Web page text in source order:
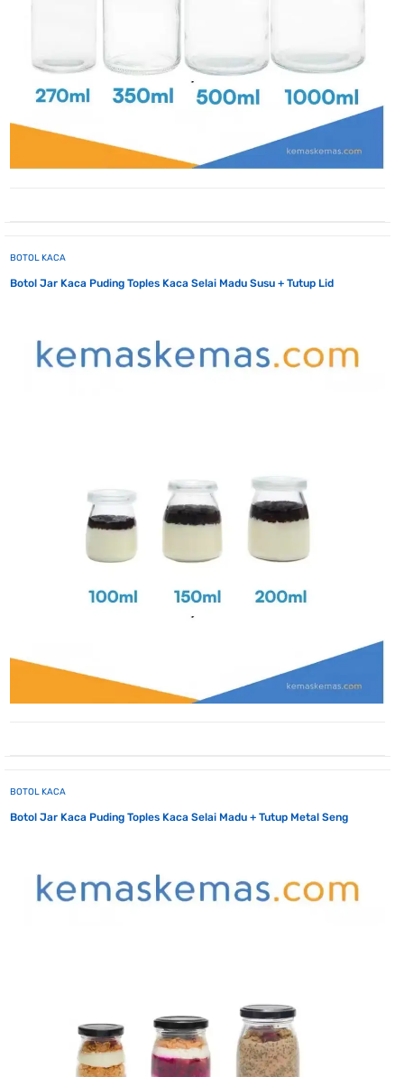
BOTOL KACA
Botol Jar Kaca Puding Toples Kaca Selai Madu Susu + Tutup Lid
BOTOL KACA
Botol Jar Kaca Puding Toples Kaca Selai Madu + Tutup Metal Seng